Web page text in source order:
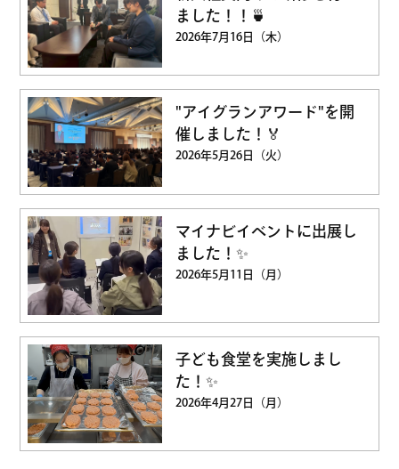
ました！！🍵
2026年7月16日（木）
"アイグランアワード"を開
催しました！🏅
2026年5月26日（火）
マイナビイベントに出展し
ました！✨
2026年5月11日（月）
子ども食堂を実施しまし
た！✨
2026年4月27日（月）